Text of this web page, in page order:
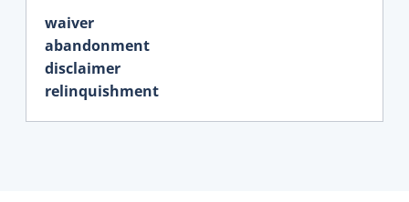
waiver
abandonment
disclaimer
relinquishment